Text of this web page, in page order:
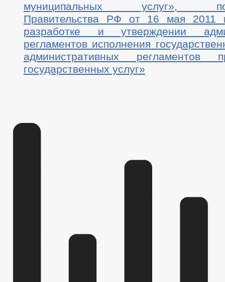
муниципальных услуг»,
Правительства РФ от 16 мая
разработке и утверждении
регламентов исполнения
административных регламентов
государственных услуг»